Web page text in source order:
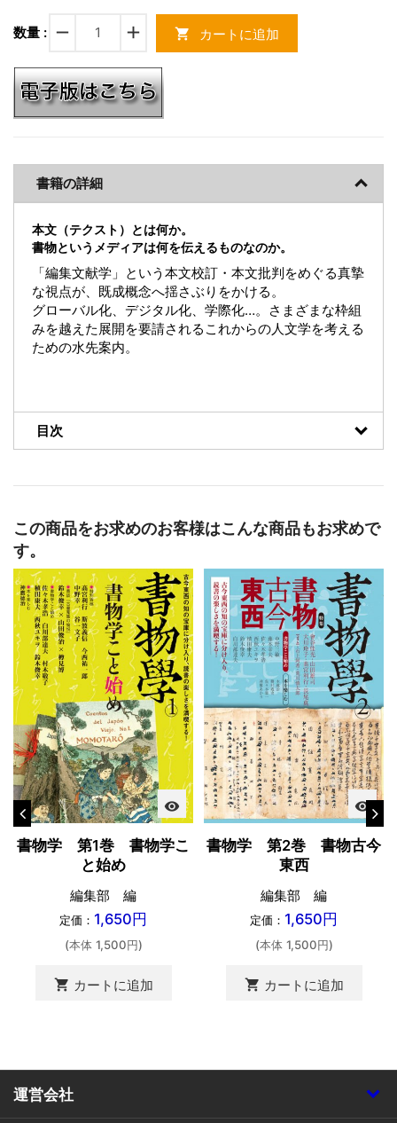
数量 : remove add shopping_cart カートに追加
書籍の詳細
本文（テクスト）とは何か。
書物というメディアは何を伝えるものなのか。
「編集文献学」という本文校訂・本文批判をめぐる真摯
な視点が、既成概念へ揺さぶりをかける。
グローバル化、デジタル化、学際化…。さまざまな枠組
みを越えた展開を要請されるこれからの人文学を考える
ための水先案内。
目次
この商品をお求めのお客様はこんな商品もお求めで
す。
visibility
書物学 第1巻 書物学こ
と始め
編集部 編
定価： 1,650円
(本体 1,500円)
shopping_cart カートに追加
visibility
書物学 第2巻 書物古今
東西
編集部 編
定価： 1,650円
(本体 1,500円)
shopping_cart カートに追加
運営会社